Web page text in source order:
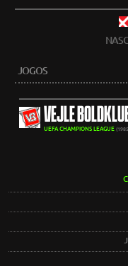
JOGOS
VEJLE
UEFA CHAMPIONS LEAGUE